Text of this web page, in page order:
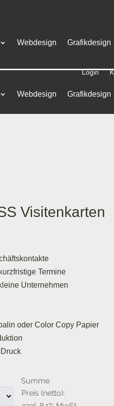
Webdesign Grafikdesign
Login
Webdesign Grafikdesign
Visitenkarten
Termine
Unternehmen
oder Color Copy Papier